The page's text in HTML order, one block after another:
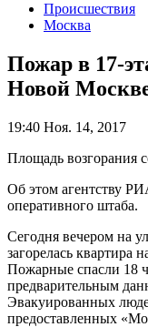
Происшествия
Москва
Пожар в 17-
Новой
19:40 Ноя. 14, 2017
Площадь возгорания
Об этом агентству
оперативного штаба.
Сегодня вечером на
загорелась квартира
Пожарные спасли 18
предварительным
Эвакуированных
предоставленных